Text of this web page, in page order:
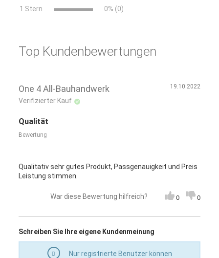
1 Stern 0% (0)
Top Kundenbewertungen
One 4 All-Bauhandwerk
Verifizierter Kauf
19.10.2022
Qualität
Bewertung
Qualitativ sehr gutes Produkt, Passgenauigkeit und Preis
Leistung stimmen.
War diese Bewertung hilfreich? 0 0
Schreiben Sie Ihre eigene Kundenmeinung
Nur registrierte Benutzer können